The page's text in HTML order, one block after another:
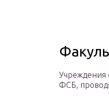
Учреждения
ФСБ,